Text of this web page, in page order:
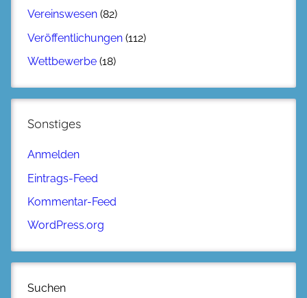
Vereinswesen (82)
Veröffentlichungen (112)
Wettbewerbe (18)
Sonstiges
Anmelden
Eintrags-Feed
Kommentar-Feed
WordPress.org
Suchen